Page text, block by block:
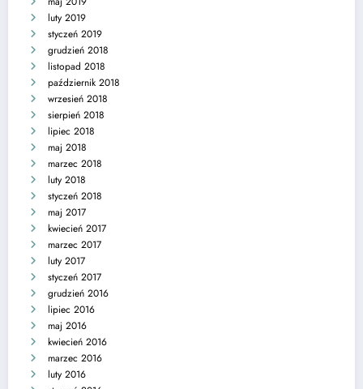
luty 2019
styczeń 2019
grudzień 2018
listopad 2018
październik 2018
wrzesień 2018
sierpień 2018
lipiec 2018
maj 2018
marzec 2018
luty 2018
styczeń 2018
maj 2017
kwiecień 2017
marzec 2017
luty 2017
styczeń 2017
grudzień 2016
lipiec 2016
maj 2016
kwiecień 2016
marzec 2016
luty 2016